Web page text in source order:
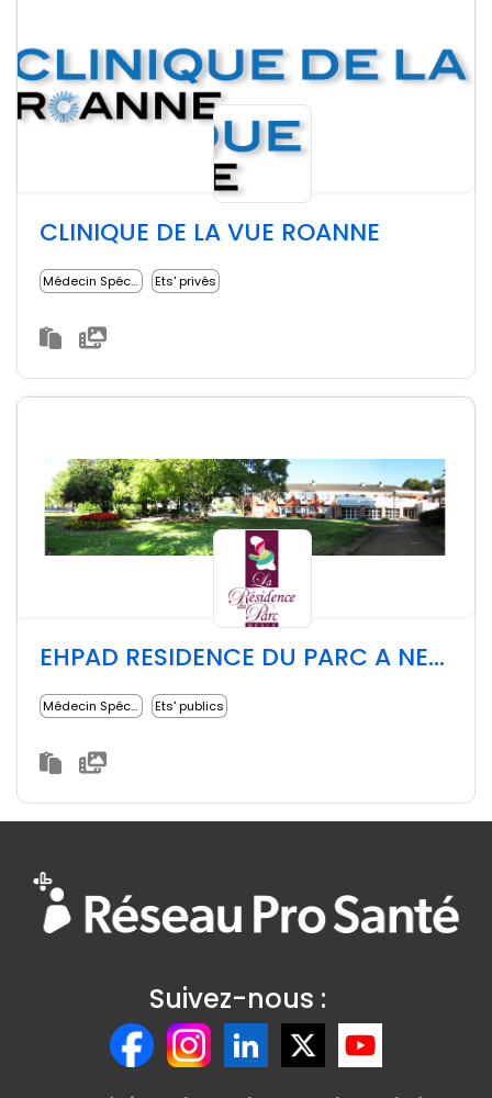
CLINIQUE DE LA VUE ROANNE
Médecin Spécialiste Ets' privés
EHPAD RESIDENCE DU PARC A NESLE
Médecin Spécialiste Ets' publics
Suivez-nous :